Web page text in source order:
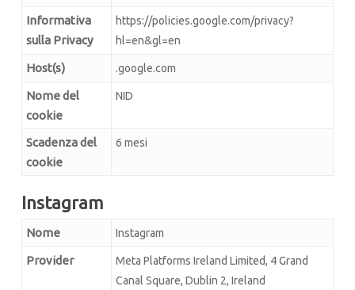
Informativa
sulla Privacy
https://policies.google.com/privacy?
hl=en&gl=en
Host(s) .google.com
Nome del
cookie
NID
Scadenza del
cookie
6 mesi
Instagram
Nome Instagram
Provider
Meta Platforms Ireland Limited, 4 Grand
Canal Square, Dublin 2, Ireland